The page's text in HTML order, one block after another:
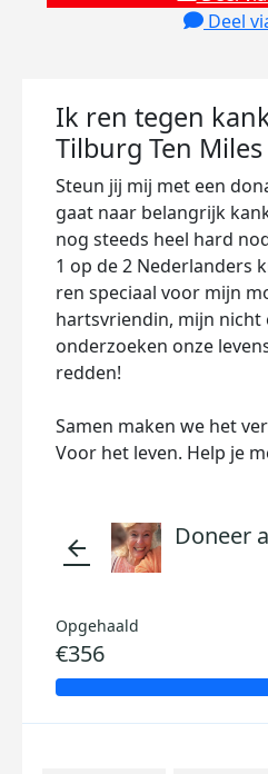
Deel
Ik ren tegen
Tilburg Ten Miles
Steun jij mij met een
gaat naar belangrijk
nog steeds heel hard
1 op de 2 Nederlanders
ren speciaal voor mijn
hartsvriendin, mijn nicht
onderzoeken onze
redden!
Samen maken we het
Voor het leven. Help je
arrow_back Doneer
Opgehaald
€356